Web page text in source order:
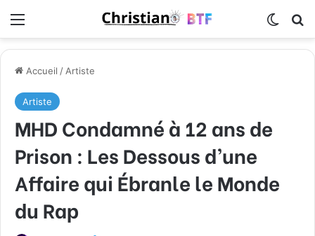
Accueil / Artiste
Artiste
MHD Condamné à 12 ans de
Prison : Les Dessous d’une
Affaire qui Ébranle le Monde
du Rap